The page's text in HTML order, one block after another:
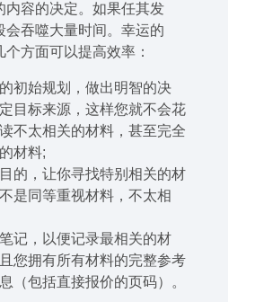
内容的决定。如果任其发
会吞噬大量时间。幸运的
个方面可以提高效率：
初始规划，做出明智的决
目标来源，这样您就不会花
不太相关的材料，甚至完全
材料;
的，让你寻找特别相关的材
是同等重视材料，不太相
记，以便记录最相关的材
您拥有所有材料的完整参考
（包括直接报价的页码）。